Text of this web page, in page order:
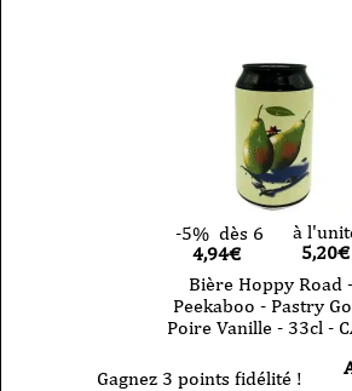
-5% dès 6
4,94€
à
5,20€
Bière Hoppy Road -
Peekaboo - Pastry
Poire Vanille - 33cl -
Gagnez 3 points fidélité !